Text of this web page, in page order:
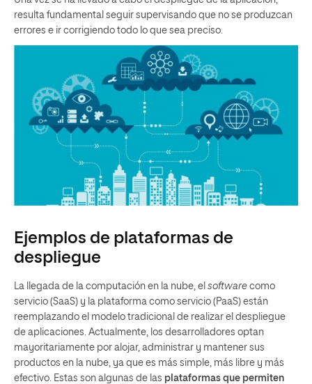
resulta fundamental seguir supervisando que no se produzcan
errores e ir corrigiendo todo lo que sea preciso.
Ejemplos de plataformas de
despliegue
La llegada de la computación en la nube, el software como
servicio (SaaS) y la plataforma como servicio (PaaS) están
reemplazando el modelo tradicional de realizar el despliegue
de aplicaciones. Actualmente, los desarrolladores optan
mayoritariamente por alojar, administrar y mantener sus
productos en la nube, ya que es más simple, más libre y más
efectivo. Estas son algunas de las plataformas que permiten